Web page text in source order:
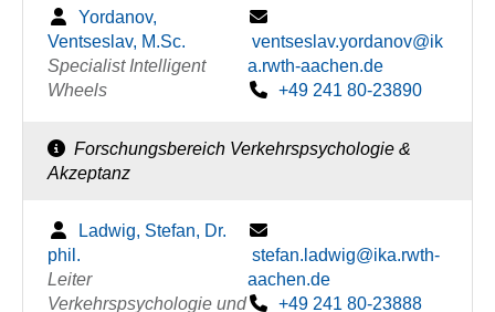
Yordanov,
Ventseslav, M.Sc.
Specialist Intelligent
Wheels
ventseslav.yordanov@ik
a.rwth-aachen.de
+49 241 80-23890
Forschungsbereich Verkehrspsychologie &
Akzeptanz
Ladwig, Stefan, Dr.
phil.
Leiter
Verkehrspsychologie und
stefan.ladwig@ika.rwth-
aachen.de
+49 241 80-23888